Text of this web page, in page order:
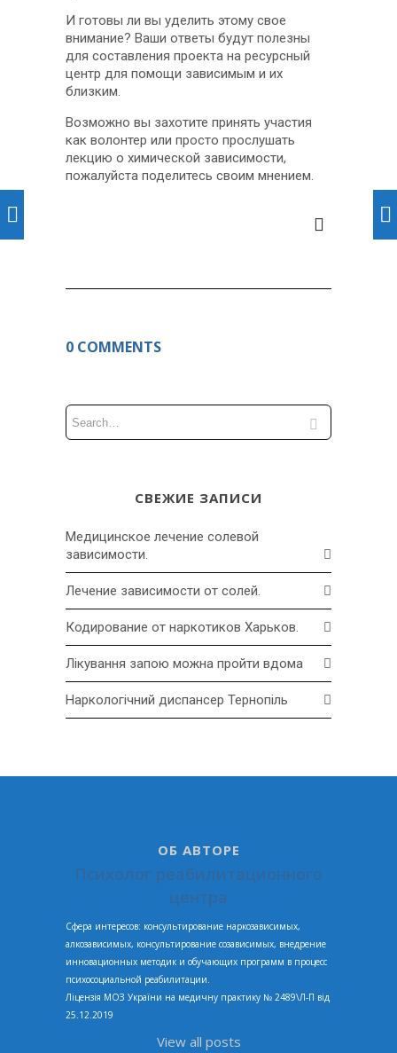
И готовы ли вы уделить этому свое
внимание? Ваши ответы будут полезны
для составления проекта на ресурсный
центр для помощи зависимым и их
близким.
Возможно вы захотите принять участия
как волонтер или просто прослушать
лекцию о химической зависимости,
пожалуйста поделитесь своим мнением.
0 COMMENTS
СВЕЖИЕ ЗАПИСИ
Медицинское лечение солевой
зависимости.
Лечение зависимости от солей.
Кодирование от наркотиков Харьков.
Лікування запою можна пройти вдома
Наркологічний диспансер Тернопіль
ОБ АВТОРЕ
Психолог реабилитационного
центра
Сфера интересов: консультирование наркозависимых,
алкозависимых, консультирование созависимых, внедрение
инновационных методик и обучающих программ в процесс
психосоциальной реабилитации.
Ліцензія МОЗ України на медичну практику № 2489\Л-П від
25.12.2019
View all posts